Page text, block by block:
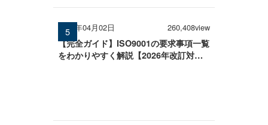
2026年04月02日 260,408view
【完全ガイド】ISO9001の要求事項一覧
をわかりやすく解説【2026年改訂対